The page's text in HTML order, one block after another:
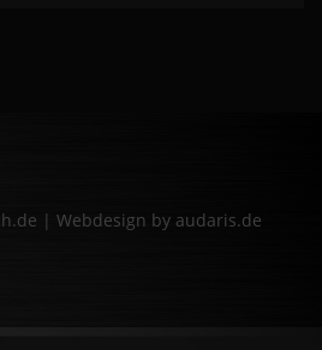
| Webdesign by audaris.de